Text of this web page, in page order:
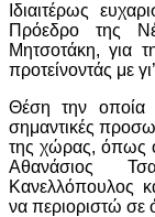
Ιδιαιτέρως
Πρόεδρο της
Μητσοτάκη, για
προτείνοντάς με
Θέση την οποία
σημαντικές
της χώρας, όπως
Αθανάσιος
Κανελλόπουλος
να περιοριστώ σε